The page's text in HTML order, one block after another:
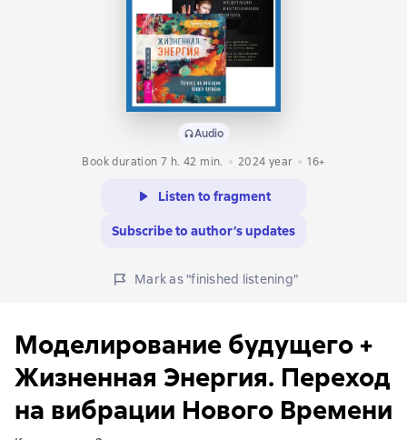
Audio
Book duration 7 h. 42 min.
2024 year 16+
Listen to fragment
Subscribe to author’s updates
Mark as "finished listening"
Моделирование будущего +
Жизненная Энергия. Переход
на вибрации Нового Времени